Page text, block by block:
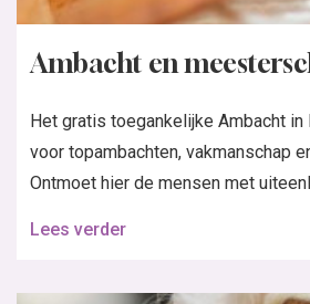
Ambacht en
Het gratis toegankelijke Ambacht
voor topambachten, vakmanschap
Ontmoet hier de mensen met
Lees verder